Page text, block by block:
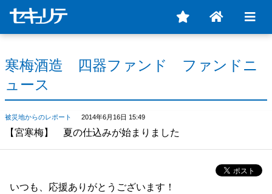
寒梅酒造 四器ファンド ファンドニ
ュース
被災地からのレポート 2014年6月16日 15:49
【宮寒梅】 夏の仕込みが始まりました
いつも、応援ありがとうございます！